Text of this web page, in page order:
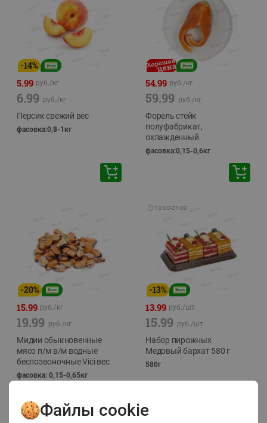
-14%
5.99 руб./кг
6.99 руб./кг
Персик свежий вес
фасовка:0,8-1кг
54.99 руб./кг
59.99 руб./кг
Форель стейк
полуфабрикат,
охлажденный
фасовка:0,15-0,6кг
-20%
15.99 руб./кг
19.99 руб./кг
Мидии обыкновенные
мясо п/м в/м водные
беспозвоночные Vici вес
фасовка: 0,15-0,65кг
🕘 12:00-21:00
-13%
13.99 руб./шт
15.99 руб./шт
Набор пирожных
Медовый бархат 580 г
580г
Файлы cookie